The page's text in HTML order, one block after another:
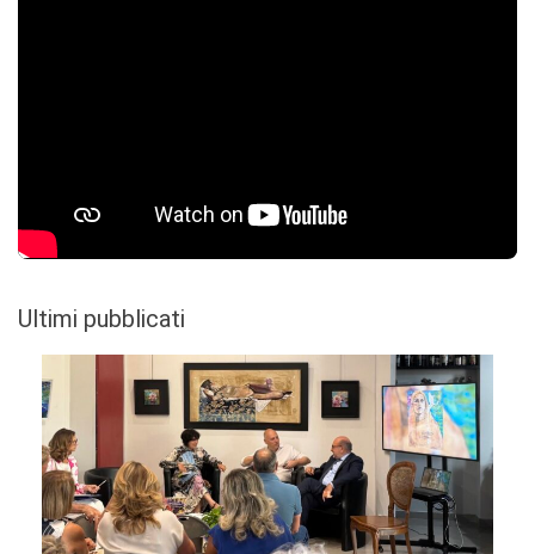
Ultimi pubblicati